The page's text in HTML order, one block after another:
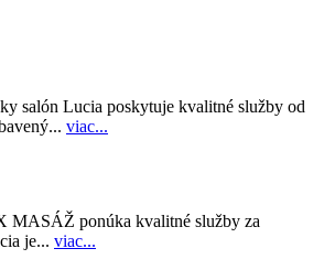
salón Lucia poskytuje kvalitné služby od
viac...
MASÁŽ ponúka kvalitné služby za
je... viac...